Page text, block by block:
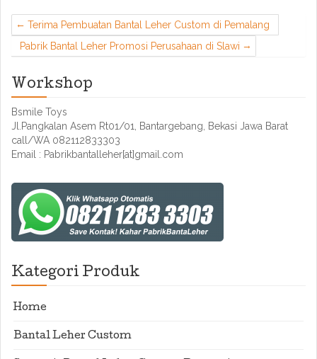
Terima Pembuatan Bantal Leher Custom di Pemalang
Pabrik Bantal Leher Promosi Perusahaan di Slawi
Workshop
Bsmile Toys
Jl.Pangkalan Asem Rt01/01, Bantargebang, Bekasi Jawa Barat
call/WA 082112833303
Email : Pabrikbantalleher[at]gmail.com
Kategori Produk
Home
Bantal Leher Custom